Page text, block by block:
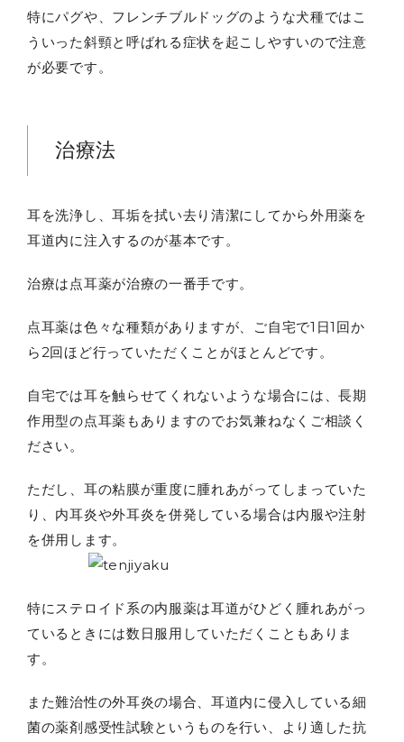
特にパグや、フレンチブルドッグのような犬種ではこ
ういった斜頸と呼ばれる症状を起こしやすいので注意
が必要です。
治療法
耳を洗浄し、耳垢を拭い去り清潔にしてから外用薬を
耳道内に注入するのが基本です。
治療は点耳薬が治療の一番手です。
点耳薬は色々な種類がありますが、ご自宅で1日1回か
ら2回ほど行っていただくことがほとんどです。
自宅では耳を触らせてくれないような場合には、長期
作用型の点耳薬もありますのでお気兼ねなくご相談く
ださい。
ただし、耳の粘膜が重度に腫れあがってしまっていた
り、内耳炎や外耳炎を併発している場合は内服や注射
を併用します。
特にステロイド系の内服薬は耳道がひどく腫れあがっ
ているときには数日服用していただくこともありま
す。
また難治性の外耳炎の場合、耳道内に侵入している細
菌の薬剤感受性試験というものを行い、より適した抗